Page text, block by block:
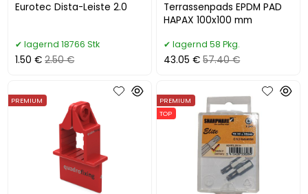
Eurotec Dista-Leiste 2.0
lagernd 18766 Stk
1.50 € 2.50 €
Terrassenpads EPDM PAD
HAPAX 100x100 mm
lagernd 58 Pkg.
43.05 € 57.40 €
PREMIUM
PREMIUM
TOP